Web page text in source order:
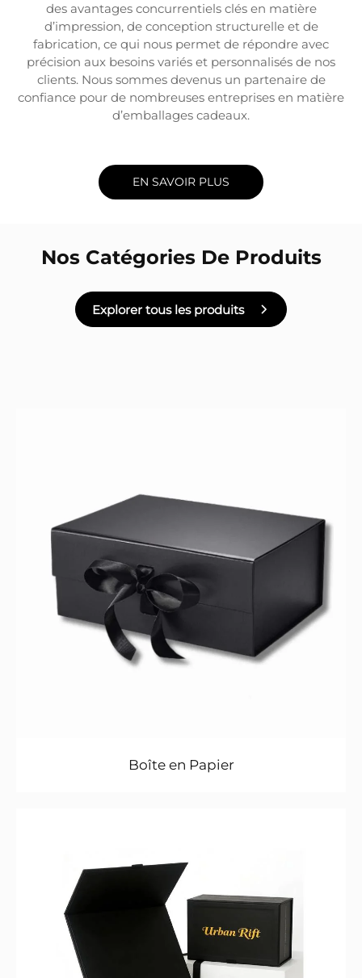
des avantages concurrentiels clés en matière
d’impression, de conception structurelle et de
fabrication, ce qui nous permet de répondre avec
précision aux besoins variés et personnalisés de nos
clients. Nous sommes devenus un partenaire de
confiance pour de nombreuses entreprises en matière
d’emballages cadeaux.
EN SAVOIR PLUS
Nos Catégories De Produits
Explorer tous les produits
Boîte en Papier